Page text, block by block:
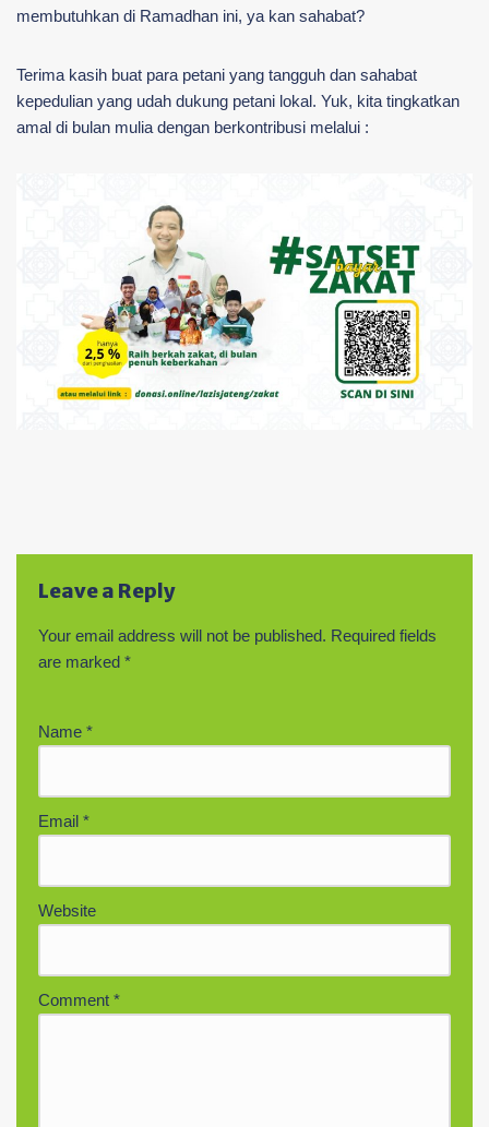
membutuhkan di Ramadhan ini, ya kan sahabat?
Terima kasih buat para petani yang tangguh dan sahabat
kepedulian yang udah dukung petani lokal. Yuk, kita tingkatkan
amal di bulan mulia dengan berkontribusi melalui :
Leave a Reply
Your email address will not be published. Required fields
are marked *
Name *
Email *
Website
Comment *